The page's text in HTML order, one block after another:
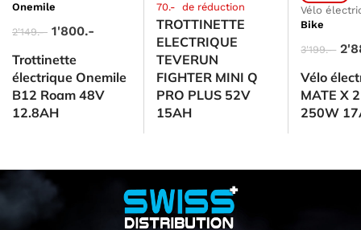
Onemile
2'149.- 1'800.-
Trottinette
électrique Onemile
B12 Roam 48V
12.8AH
70.- de réduction
TROTTINETTE
ELECTRIQUE
TEVERUN
FIGHTER MINI Q
PRO PLUS 52V
15AH
Vélo
Bike
3'199.-
Vélo
MATE X
250W